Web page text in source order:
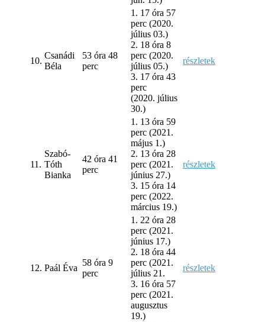
10.
Csanádi
Béla
53 óra 48
perc
1. 17 óra 57
perc (2020.
július 03.)
2. 18 óra 8
perc (2020.
július 05.)
3. 17 óra 43
perc
(2020. július
30.)
részletek
11.
Szabó-
Tóth
Bianka
42 óra 41
perc
1. 13 óra 59
perc (2021.
május 1.)
2. 13 óra 28
perc (2021.
június 27.)
3. 15 óra 14
perc (2022.
március 19.)
részletek
12. Paál Éva
58 óra 9
perc
1. 22 óra 28
perc (2021.
június 17.)
2. 18 óra 44
perc (2021.
július 21.
3. 16 óra 57
perc (2021.
augusztus
19.)
részletek